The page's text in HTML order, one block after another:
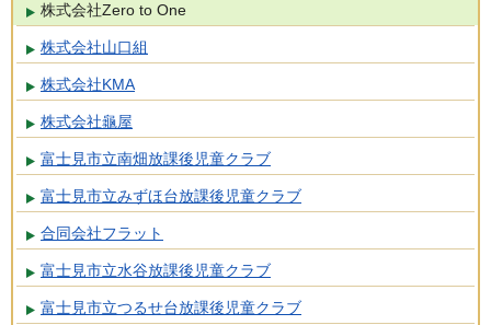
株式会社Zero to One
株式会社山口組
株式会社KMA
株式会社龜屋
富士見市立南畑放課後児童クラブ
富士見市立みずほ台放課後児童クラブ
合同会社フラット
富士見市立水谷放課後児童クラブ
富士見市立つるせ台放課後児童クラブ